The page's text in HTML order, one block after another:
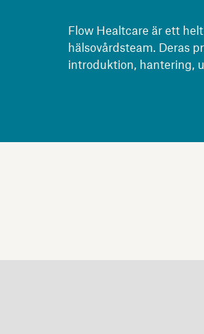
Flow Healtcare är ett
hälsovårdsteam. Deras
introduktion, hantering,